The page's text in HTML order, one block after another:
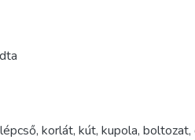
lépcső, korlát, kút, kupola, boltozat,